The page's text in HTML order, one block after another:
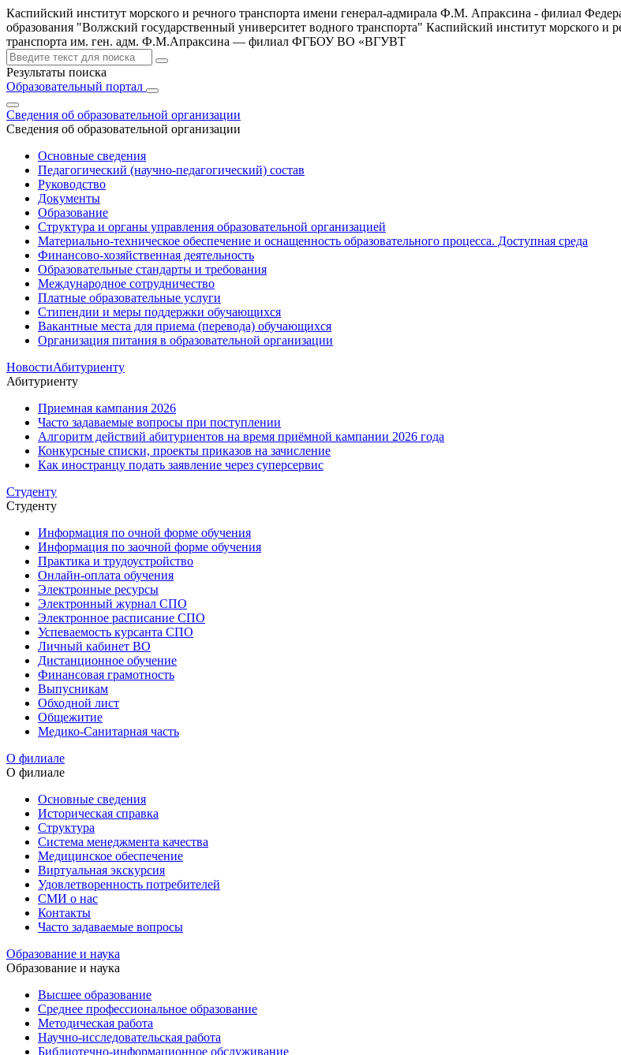
Каспийский институт морского и речного транспорта имени генерал-адмирала Ф.М. Апраксина - филиал
образования "Волжский государственный университет водного транспорта" Каспийский институт морского и
транспорта им. ген. адм. Ф.М.Апраксина — филиал ФГБОУ ВО «ВГУВТ
Результаты поиска
Образовательный портал
Сведения об образовательной организации
Сведения об образовательной организации
Основные сведения
Педагогический (научно-педагогический) состав
Руководство
Документы
Образование
Структура и органы управления образовательной организацией
Материально-техническое обеспечение и оснащенность образовательного процесса. Доступная среда
Финансово-хозяйственная деятельность
Образовательные стандарты и требования
Международное сотрудничество
Платные образовательные услуги
Стипендии и меры поддержки обучающихся
Вакантные места для приема (перевода) обучающихся
Организация питания в образовательной организации
НовостиАбитуриенту
Абитуриенту
Приемная кампания 2026
Часто задаваемые вопросы при поступлении
Алгоритм действий абитуриентов на время приёмной кампании 2026 года
Конкурсные списки, проекты приказов на зачисление
Как иностранцу подать заявление через суперсервис
Студенту
Студенту
Информация по очной форме обучения
Информация по заочной форме обучения
Практика и трудоустройство
Онлайн-оплата обучения
Электронные ресурсы
Электронный журнал СПО
Электронное расписание СПО
Успеваемость курсанта СПО
Личный кабинет ВО
Дистанционное обучение
Финансовая грамотность
Выпусникам
Обходной лист
Общежитие
Медико-Санитарная часть
О филиале
О филиале
Основные сведения
Историческая справка
Структура
Система менеджмента качества
Медицинское обеспечение
Виртуальная экскурсия
Удовлетворенность потребителей
СМИ о нас
Контакты
Часто задаваемые вопросы
Образование и наука
Образование и наука
Высшее образование
Среднее профессиональное образование
Методическая работа
Научно-исследовательская работа
Библиотечно-информационное обслуживание